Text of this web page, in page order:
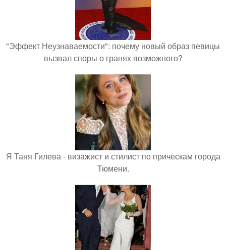
"Эффект Неузнаваемости": почему новый образ певицы
вызвал споры о гранях возможного?
Я Таня Гилева - визажист и стилист по прическам города
Тюмени.